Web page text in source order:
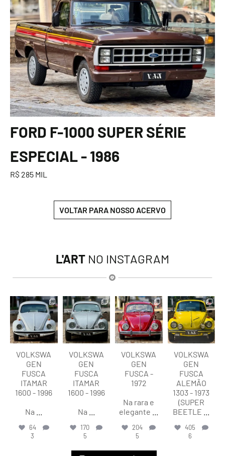
FORD F-1000 SUPER SÉRIE
ESPECIAL - 1986
R$ 285 MIL
VOLTAR PARA NOSSO ACERVO
L'ART NO INSTAGRAM
lart.br
Ago 8
VOLKSWA
GEN
FUSCA
ITAMAR
1600 - 1996
Na
64
3
lart.br
Ago 8
VOLKSWA
GEN
FUSCA
ITAMAR
1600 - 1996
Na
170
5
lart.br
Ago 8
VOLKSWA
GEN
FUSCA -
1972
Na rara e
elegante
204
5
lart.br
Ago 8
VOLKSWA
GEN
FUSCA
ALEMÃO
1303 - 1973
(SUPER
BEETLE
405
6